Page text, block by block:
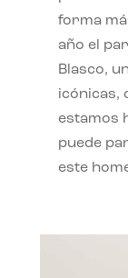
forma
año el
Blasco,
icónicas,
estamos
puede
este